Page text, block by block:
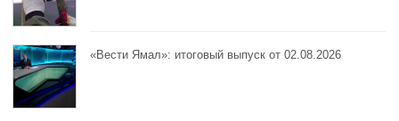
«Вести Ямал»: итоговый выпуск от 02.08.2026